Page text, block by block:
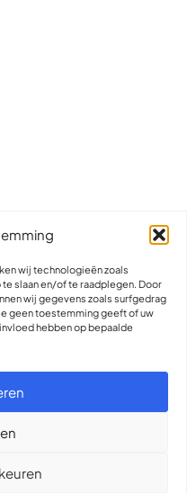
wij technologieën zoals
slaan en/of te raadplegen. Door
wij gegevens zoals surfgedrag
geen toestemming geeft of uw
hebben op bepaalde